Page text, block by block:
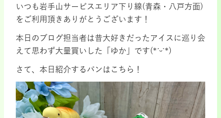
いつも 岩手山サービスエリア下り線(青森・八戸方面)
をご利用頂きありがとうございます！
本日のブログ担当者は昔大好きだったアイスに巡り会
えて思わず大量買いした「ゆか」です(*ˊᵕˋ*)
さて、本日紹介するパンはこちら！